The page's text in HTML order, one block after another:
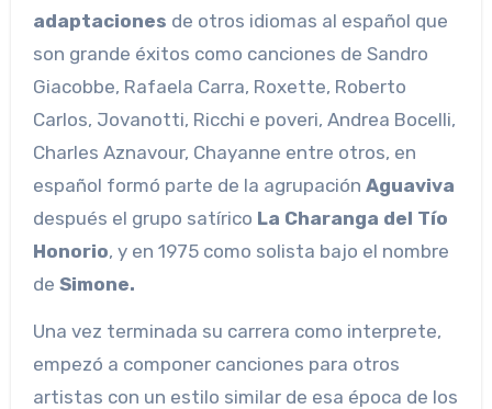
adaptaciones de otros idiomas al español que
son grande éxitos como canciones de Sandro
Giacobbe, Rafaela Carra, Roxette, Roberto
Carlos, Jovanotti, Ricchi e poveri, Andrea Bocelli,
Charles Aznavour, Chayanne entre otros, en
español formó parte de la agrupación Aguaviva
después el grupo satírico La Charanga del Tío
Honorio, y en 1975 como solista bajo el nombre
de Simone.
Una vez terminada su carrera como interprete,
empezó a componer canciones para otros
artistas con un estilo similar de esa época de los